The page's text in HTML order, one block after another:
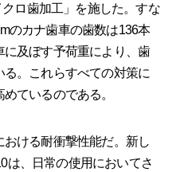
ロ歯加工」を施した。すな
のカナ歯車の歯数は136本
及ぼす予荷重により、歯
。これらすべての対策に
ているのである。
ける耐衝撃性能だ。新し
は、日常の使用においてさ